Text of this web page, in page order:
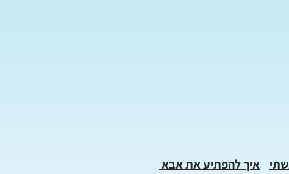
איך להפתיע את אבא